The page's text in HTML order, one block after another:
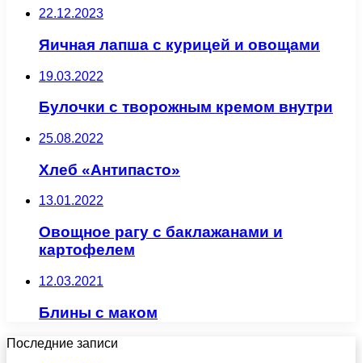
22.12.2023
Яичная лапша с курицей и овощами
19.03.2022
Булочки с творожным кремом внутри
25.08.2022
Хлеб «Антипасто»
13.01.2022
Овощное рагу с баклажанами и
картофелем
12.03.2021
Блины с маком
Последние записи